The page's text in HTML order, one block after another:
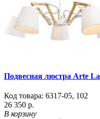
Подвесная люстра Arte
Код товара: 6317-05, 102
26 350 р.
В корзину